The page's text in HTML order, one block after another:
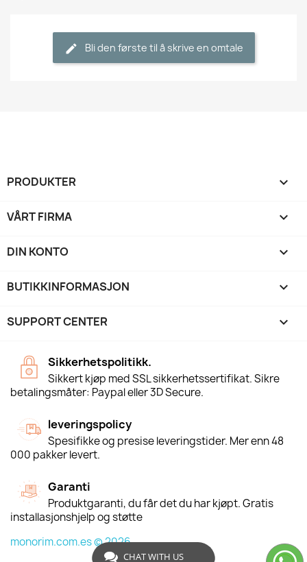
Bli den første til å skrive en omtale
PRODUKTER 
VÅRT FIRMA 
DIN KONTO 
BUTIKKINFORMASJON keyboard_arrow_down
SUPPORT CENTER 
Sikkerhetspolitikk.
Sikkert kjøp med SSL sikkerhetssertifikat. Sikre
betalingsmåter: Paypal eller 3D Secure.
leveringspolicy
Spesifikke og presise leveringstider. Mer enn 48
000 pakker levert.
Garanti
Produktgaranti, du får det du har kjøpt. Gratis
installasjonshjelp og støtte
monorim.com.es © 2026
CHAT WITH US